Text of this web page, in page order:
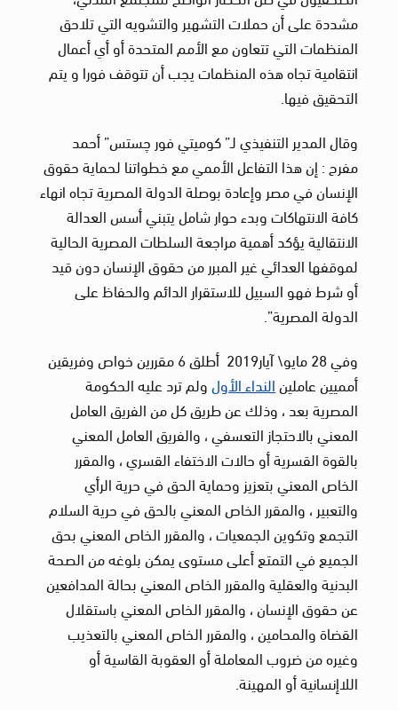
مشددة على أن حملات التشهير والتشويه التي تلاحق
المنظمات التي تتعاون مع الأمم المتحدة أو أي أعمال
انتقامية تجاه هذه المنظمات يجب أن تتوقف فورا و يتم
التحقيق فيها.
وقال المدير التنفيذي لـ” كوميتي فور چستس” أحمد
مفرح : إن هذا التفاعل الأممي مع خطواتنا لحماية حقوق
الإنسان في مصر وإعادة بوصلة الدولة المصرية تجاه انهاء
كافة الانتهاكات وبدء حوار شامل يتبني أسس العدالة
الانتقالية يؤكد أهمية مراجعة السلطات المصرية الحالية
لموقفها العدائي غير المبرر من حقوق الإنسان دون قيد
أو شرط فهو السبيل للاستقرار الدائم والحفاظ على
الدولة المصرية”.
وفي 28 مايو\ آيار2019 أطلق 6 مقررين خواص وفريقين
أمميين عاملينالنداء الأولولم ترد عليه الحكومة
المصرية بعد ، وذلك عن طريق كل من الفريق العامل
المعني بالاحتجاز التعسفي ، والفريق العامل المعني
بالقوة القسرية أو حالات الاختفاء القسري ، والمقرر
الخاص المعني بتعزيز وحماية الحق في حرية الرأي
والتعبير ، والمقرر الخاص المعني بالحق في حرية السلام
التجمع وتكوين الجمعيات ، والمقرر الخاص المعني بحق
الجميع في التمتع أعلى مستوى يمكن بلوغه من الصحة
البدنية والعقلية والمقرر الخاص المعني بحالة المدافعين
عن حقوق الإنسان ، والمقرر الخاص المعني باستقلال
القضاة والمحامين ، والمقرر الخاص المعني بالتعذيب
وغيره من ضروب المعاملة أو العقوبة القاسية أو
اللاإنسانية أو المهينة.